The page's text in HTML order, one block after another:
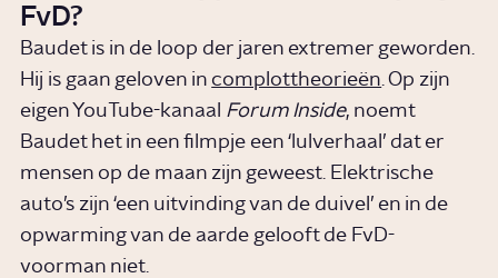
FvD?
Baudet is in de loop der jaren extremer geworden.
Hij is gaan geloven in complottheorieën. Op zijn
eigen YouTube-kanaal Forum Inside, noemt
Baudet het in een filmpje een ‘lulverhaal’ dat er
mensen op de maan zijn geweest. Elektrische
auto’s zijn ‘een uitvinding van de duivel’ en in de
opwarming van de aarde gelooft de FvD-
voorman niet.